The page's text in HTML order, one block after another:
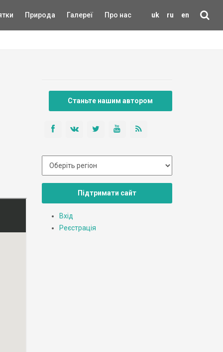
uk ru en
Природа Галереї Про нас
Станьте нашим автором
Підтримати сайт
Вхід
Реєстрація